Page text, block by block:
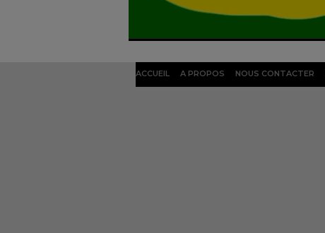
ACCUEIL A PROPOS NOUS CONTACTER